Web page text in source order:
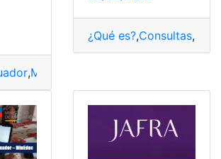
,MINEDUC
¿Qué es?,Consultas,